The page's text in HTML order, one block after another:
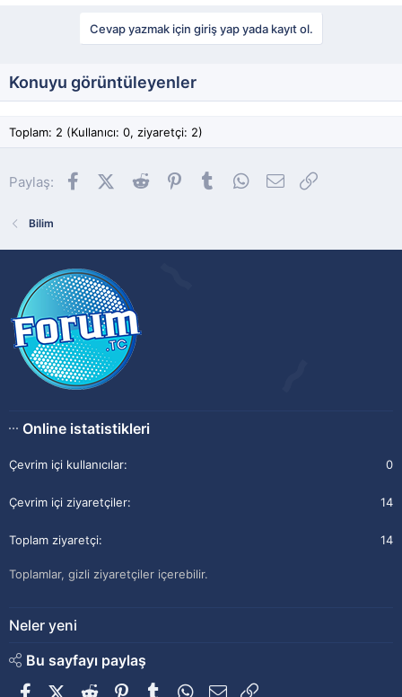
Cevap yazmak için giriş yap yada kayıt ol.
Konuyu görüntüleyenler
Toplam: 2 (Kullanıcı: 0, ziyaretçi: 2)
Paylaş: FacebookX (Twitter)
Reddit Pinterest
Tumblr WhatsApp
E-posta
Bilim
Online istatistikleri
Çevrim içi kullanıcılar 0
Çevrim içi ziyaretçiler 14
Toplam ziyaretçi 14
Toplamlar, gizli ziyaretçiler içerebilir.
Neler yeni
Bu sayfayı paylaş
FacebookX (Twitter)
Reddit PinterestTumblrWhatsApp
E-posta